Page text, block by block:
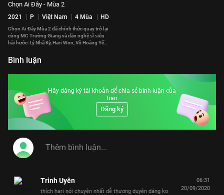
Chọn Ai Đây - Mùa 2
2021 P Việt Nam 4 Mùa HD
Chọn Ai Đây Mùa 2 đã chính thức quay trở lại
cùng MC Trường Giang và dàn nghệ sĩ siêu
hài hước: Lý Nhã Kỳ, Hari Won, Võ Hoàng Yến,
Hoàng Rapper, Will, Mạc Văn Khoa
Bình luận
Hãy đăng ký tài khoản để chia sẻ bình luận của
bạn
Đăng ký
Trinh Uyên
thích hari nói chuyện nhất dễ thương duyên dáng ko
06:31
20/09/2020